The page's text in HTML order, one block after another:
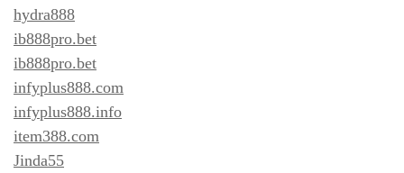
hydra888
ib888pro.bet
ib888pro.bet
infyplus888.com
infyplus888.info
item388.com
Jinda55